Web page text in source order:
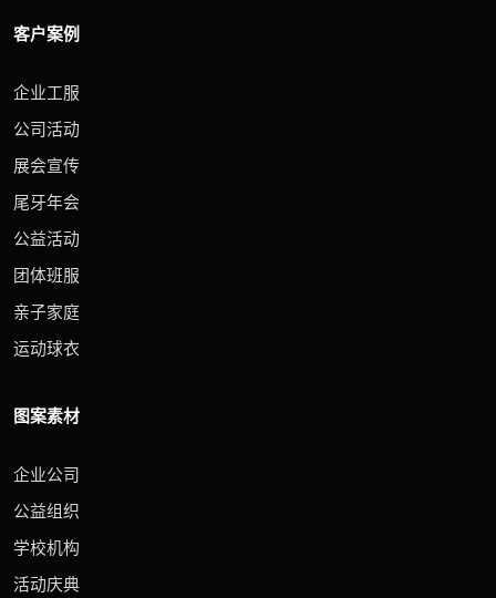
客户案例
企业工服
公司活动
展会宣传
尾牙年会
公益活动
团体班服
亲子家庭
运动球衣
图案素材
企业公司
公益组织
学校机构
活动庆典